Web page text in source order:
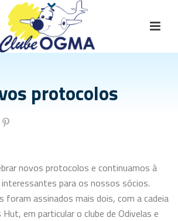
protocolos
novos protocolos e continuamos à
para os nossos sócios.
foram assinados mais dois, com a cadeia
em particular o clube de Odivelas e